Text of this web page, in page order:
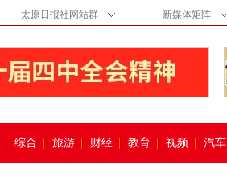
太原日报社网站群 新媒体矩阵
综合 旅游 财经 教育 视频 汽车